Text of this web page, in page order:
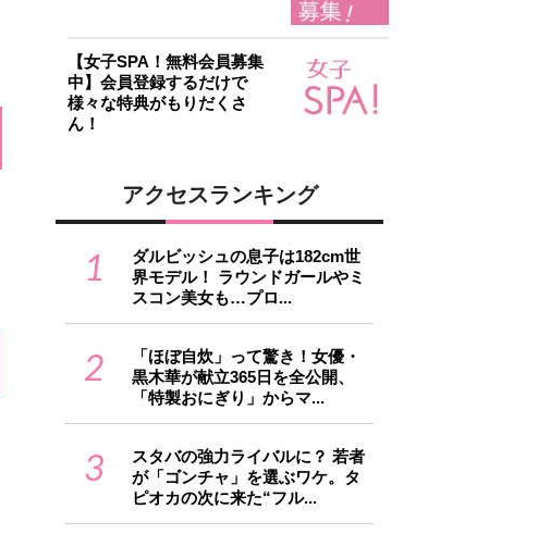
【女子SPA！無料会員募集
中】会員登録するだけで
様々な特典がもりだくさ
ん！
アクセスランキング
1
ダルビッシュの息子は182cm世
界モデル！ ラウンドガールやミ
スコン美女も…プロ...
2
「ほぼ自炊」って驚き！女優・
黒木華が献立365日を全公開、
「特製おにぎり」からマ...
3
スタバの強力ライバルに？ 若者
が「ゴンチャ」を選ぶワケ。タ
ピオカの次に来た“フル...